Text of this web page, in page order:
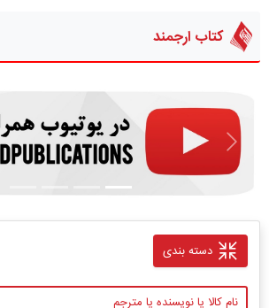
کتاب ارجمند
قبلی
دسته بندی